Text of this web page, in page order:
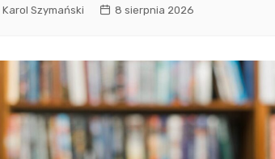
Karol Szymański 8 sierpnia 2026